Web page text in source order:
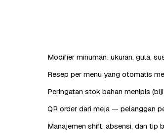
Modifier minuman: ukuran, gula,
Resep per menu yang otomatis
Peringatan stok bahan menipis
QR order dari meja — pelanggan
Manajemen shift, absensi, dan tip